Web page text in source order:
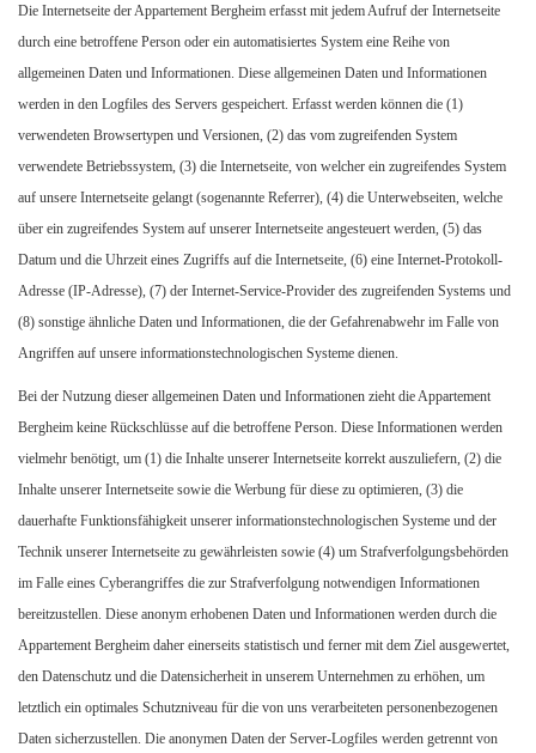
Die Internetseite der Appartement Bergheim erfasst mit jedem Aufruf der Internetseite
durch eine betroffene Person oder ein automatisiertes System eine Reihe von
allgemeinen Daten und Informationen. Diese allgemeinen Daten und Informationen
werden in den Logfiles des Servers gespeichert. Erfasst werden können die (1)
verwendeten Browsertypen und Versionen, (2) das vom zugreifenden System
verwendete Betriebssystem, (3) die Internetseite, von welcher ein zugreifendes System
auf unsere Internetseite gelangt (sogenannte Referrer), (4) die Unterwebseiten, welche
über ein zugreifendes System auf unserer Internetseite angesteuert werden, (5) das
Datum und die Uhrzeit eines Zugriffs auf die Internetseite, (6) eine Internet-Protokoll-
Adresse (IP-Adresse), (7) der Internet-Service-Provider des zugreifenden Systems und
(8) sonstige ähnliche Daten und Informationen, die der Gefahrenabwehr im Falle von
Angriffen auf unsere informationstechnologischen Systeme dienen.
Bei der Nutzung dieser allgemeinen Daten und Informationen zieht die Appartement
Bergheim keine Rückschlüsse auf die betroffene Person. Diese Informationen werden
vielmehr benötigt, um (1) die Inhalte unserer Internetseite korrekt auszuliefern, (2) die
Inhalte unserer Internetseite sowie die Werbung für diese zu optimieren, (3) die
dauerhafte Funktionsfähigkeit unserer informationstechnologischen Systeme und der
Technik unserer Internetseite zu gewährleisten sowie (4) um Strafverfolgungsbehörden
im Falle eines Cyberangriffes die zur Strafverfolgung notwendigen Informationen
bereitzustellen. Diese anonym erhobenen Daten und Informationen werden durch die
Appartement Bergheim daher einerseits statistisch und ferner mit dem Ziel ausgewertet,
den Datenschutz und die Datensicherheit in unserem Unternehmen zu erhöhen, um
letztlich ein optimales Schutzniveau für die von uns verarbeiteten personenbezogenen
Daten sicherzustellen. Die anonymen Daten der Server-Logfiles werden getrennt von